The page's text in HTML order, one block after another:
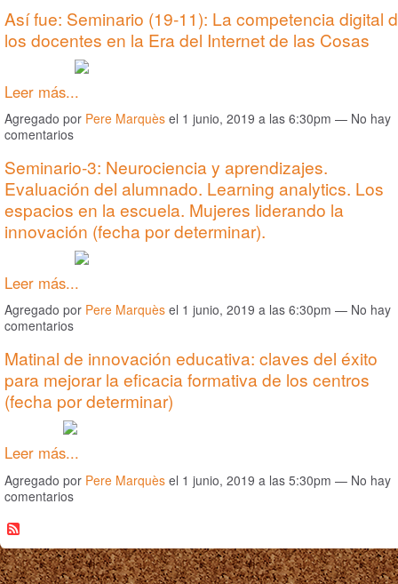
Así fue: Seminario (19-11): La competencia digital
los docentes en la Era del Internet de las Cosas
Leer más...
Agregado por Pere Marquès el 1 junio, 2019 a las 6:30pm — No hay
comentarios
Seminario-3: Neurociencia y aprendizajes.
Evaluación del alumnado. Learning analytics. Los
espacios en la escuela. Mujeres liderando la
innovación (fecha por determinar).
Leer más...
Agregado por Pere Marquès el 1 junio, 2019 a las 6:30pm — No hay
comentarios
Matinal de innovación educativa: claves del éxito
para mejorar la eficacia formativa de los centros
(fecha por determinar)
Leer más...
Agregado por Pere Marquès el 1 junio, 2019 a las 5:30pm — No hay
comentarios